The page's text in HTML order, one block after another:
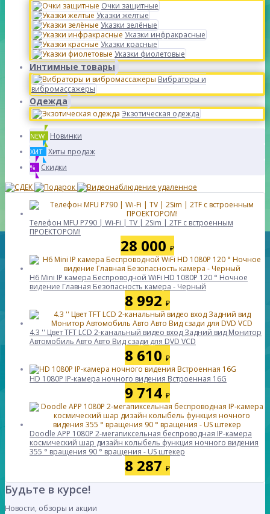
Очки защитные
Указки желтые
Указки зелёные
Указки инфракрасные
Указки красные
Указки фиолетовые
Интимные товары
Вибраторы и
вибромассажеры
Одежда
Экзотическая одежда
NEW Новинки
ХИТ Хиты продаж
% Скидки
Телефон MFU P790 | Wi-Fi | TV | 2Sim | 2TF с встроенным
ПРОЕКТОРОМ!
28 000 ₽
H6 Mini IP камера Беспроводной WiFi HD 1080P 120 ° Ночное
видение Главная Безопасность камера - Черный
8 992 ₽
4.3 '' Цвет TFT LCD 2-канальный видео вход Задний вид Монитор
Автомобиль Авто Авто Вид сзади для DVD VCD
8 610 ₽
HD 1080P IP-камера ночного видения Встроенная 16G
9 714 ₽
Doodle APP 1080P 2-мегапиксельная беспроводная IP-камера
космический шар дизайн колыбель функция ночного видения
355 ° вращения 90 ° вращения - US штекер
8 287 ₽
Будьте в курсе!
Новости, обзоры и акции